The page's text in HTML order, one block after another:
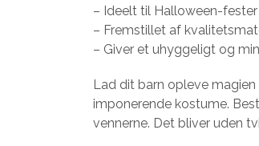
– Ideelt til Halloween-
– Fremstillet af
– Giver et uhyggeligt og
Lad dit barn opleve
imponerende kostume.
vennerne. Det bliver uden